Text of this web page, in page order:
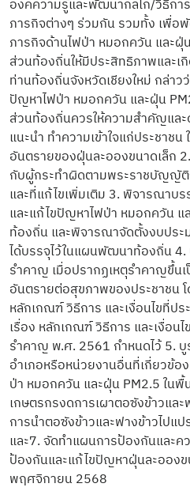
องค์ความรู้และพัฒนากลไก/วิธีการ
ภารกิจต่างๆ ร่วมกัน รวมทั้ง เพื่อ
ภารกิจด้านไฟป่า หมอกควัน และ
ส่วนท้องถิ่นให้มีประสิทธิภาพและ
ท่านท้องถิ่นจังหวัดเชียงใหม่ กล่าว
ปัญหาไฟป่า หมอกควัน และฝุ่น
ส่วนท้องถิ่นควรให้ความสำคัญและ
แนะนำ ทำความเข้าใจแก่ประชาช
อันตรายของฝุ่นละอองขนาดเล็ก
กับผู้กระทำผิดตามพระราชบัญญั
และที่แก้ไขเพิ่มเติม 3. พิจารณาบ
และแก้ไขปัญหาไฟป่า หมอกควัน
ท้องถิ่น และพิจารณาจัดตั้งงบปร
ได้บรรจุไว้ในแผนพัฒนาท้องถิ่น
รำคาญ เมื่อปรากฏเหตุรำคาญขึ้น
อันตรายต่อสุขภาพของประชาชน
หลักเกณฑ์ วิธีการ และเงื่อนไขที่ป
เรื่อง หลักเกณฑ์ วิธีการ และเงื่อ
รำคาญ พ.ศ. 2561 กำหนดไว้ 5.
อำเภอหรือหน่วยงานอื่นที่เกี่ยวข้อ
ป่า หมอกควัน และฝุ่น PM2.5 ใน
เกษตรกรงดการเผาตอซังข้าวและ
การนำตอซังข้าวและฟางข้าวไปแ
และ7. จัดทำแผนการป้องกันและค
ป้องกันและแก้ไขปัญหาฝุ่นละออง
พฤศจิกายน 2568